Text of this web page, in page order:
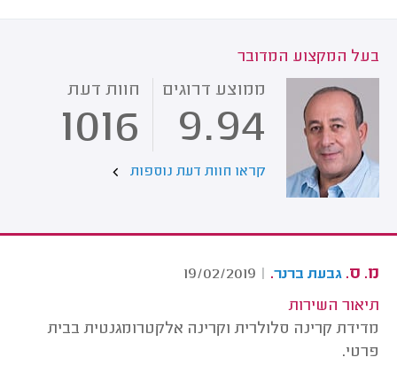
בעל המקצוע המדובר
ממוצע דרוגים
9.94
חוות דעת
1016
קראו חוות דעת נוספות
מ. ס. גבעת ברנר.
|
19/02/2019
תיאור השירות
מדידת קרינה סלולרית וקרינה אלקטרומגנטית בבית
פרטי.